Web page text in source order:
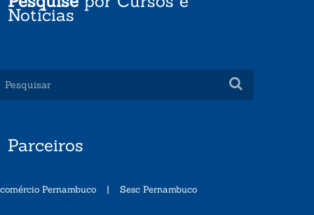
Notícias
Parceiros
Pernambuco | Sesc Pernambuco